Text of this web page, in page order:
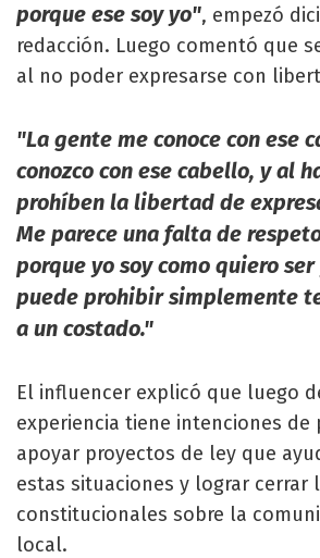
porque ese soy yo", empezó
redacción. Luego comentó que
al no poder expresarse con
"La gente me conoce con ese
conozco con ese cabello, y al
prohíben la libertad de
Me parece una falta de
porque yo soy como quiero
puede prohibir simplemente
a un costado."
El influencer explicó que luego
experiencia tiene intenciones de
apoyar proyectos de ley que
estas situaciones y lograr cerrar
constitucionales sobre la
local.